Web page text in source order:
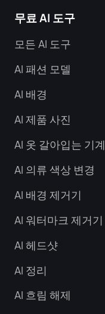
무료 AI 도구
모든 AI 도구
AI 패션 모델
AI 배경
AI 제품 사진
AI 옷 갈아입는 기계
AI 의류 색상 변경
AI 배경 제거기
AI 워터마크 제거기
AI 헤드샷
AI 정리
AI 흐림 해제